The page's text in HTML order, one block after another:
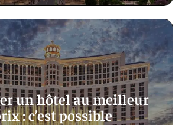
un hôtel au meilleur
: c’est possible